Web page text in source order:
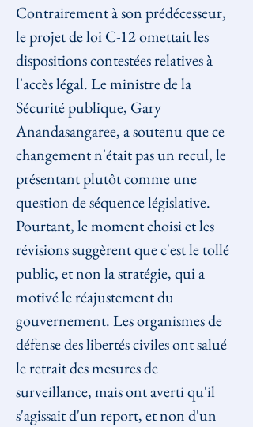
Contrairement à son prédécesseur,
le projet de loi C-12 omettait les
dispositions contestées relatives à
l'accès légal. Le ministre de la
Sécurité publique, Gary
Anandasangaree, a soutenu que ce
changement n'était pas un recul, le
présentant plutôt comme une
question de séquence législative.
Pourtant, le moment choisi et les
révisions suggèrent que c'est le tollé
public, et non la stratégie, qui a
motivé le réajustement du
gouvernement. Les organismes de
défense des libertés civiles ont salué
le retrait des mesures de
surveillance, mais ont averti qu'il
s'agissait d'un report, et non d'un